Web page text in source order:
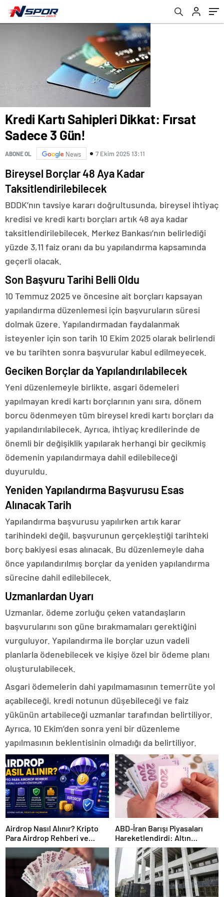
Kredi Kartı Sahipleri Dikkat: Fırsat
Sadece 3 Gün!
ABONE OL News 7 Ekim 2025 13:11
Bireysel Borçlar 48 Aya Kadar
Taksitlendirilebilecek
BDDK’nın tavsiye kararı doğrultusunda, bireysel ihtiyaç
kredisi ve kredi kartı borçları artık 48 aya kadar
taksitlendirilebilecek. Merkez Bankası’nın belirlediği
yüzde 3,11 faiz oranı da bu yapılandırma kapsamında
geçerli olacak.
Son Başvuru Tarihi Belli Oldu
10 Temmuz 2025 ve öncesine ait borçları kapsayan
yapılandırma düzenlemesi için başvuruların süresi
dolmak üzere. Yapılandırmadan faydalanmak
isteyenler için son tarih 10 Ekim 2025 olarak belirlendi
ve bu tarihten sonra başvurular kabul edilmeyecek.
Geciken Borçlar da Yapılandırılabilecek
Yeni düzenlemeyle birlikte, asgari ödemeleri
yapılmayan kredi kartı borçlarının yanı sıra, dönem
borcu ödenmeyen tüm bireysel kredi kartı borçları da
yapılandırılabilecek. Ayrıca, ihtiyaç kredilerinde de
önemli bir değişiklik yapılarak herhangi bir gecikmiş
ödemenin yapılandırmaya dahil edilebileceği
duyuruldu.
Yeniden Yapılandırma Başvurusu Esas
Alınacak Tarih
Yapılandırma başvurusu yapılırken artık karar
tarihindeki değil, başvurunun gerçekleştiği tarihteki
borç bakiyesi esas alınacak. Bu düzenlemeyle daha
önce yapılandırılmış borçlar da yeniden yapılandırma
sürecine dahil edilebilecek.
Uzmanlardan Uyarı
Uzmanlar, ödeme zorluğu çeken vatandaşların
başvurularını son güne bırakmamaları gerektiğini
vurguluyor. Yapılandırma ile borçlar uzun vadeli
planlarla ödenebilecek ve kişiye özel bir ödeme planı
oluşturulabilecek.
Asgari ödemelerin dahi yapılmamasının temerrüte yol
açabileceği, kredi notunun düşebileceği ve faiz
yükünün artabileceği uzmanlar tarafından belirtiliyor.
Ayrıca, 10 Ekim’den sonra yeni bir düzenleme
yapılmasının beklentisinin olmadığı da belirtiliyor.
Airdrop Nasıl Alınır? Kripto
Para Airdrop Rehberi ve
Güvenli Katılım Yöntemleri
ABD-İran Barışı Piyasaları
Hareketlendirdi: Altın
Zirveye Çıkarken Petrol
Geriledi